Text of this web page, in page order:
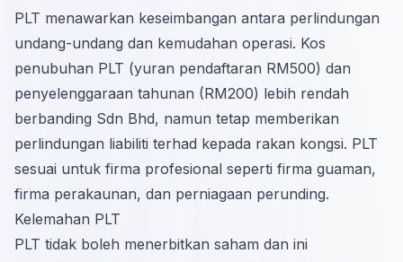
PLT menawarkan keseimbangan antara perlindungan
undang-undang dan kemudahan operasi. Kos
penubuhan PLT (yuran pendaftaran RM500) dan
penyelenggaraan tahunan (RM200) lebih rendah
berbanding Sdn Bhd, namun tetap memberikan
perlindungan liabiliti terhad kepada rakan kongsi. PLT
sesuai untuk firma profesional seperti firma guaman,
firma perakaunan, dan perniagaan perunding.
Kelemahan PLT
PLT tidak boleh menerbitkan saham dan ini